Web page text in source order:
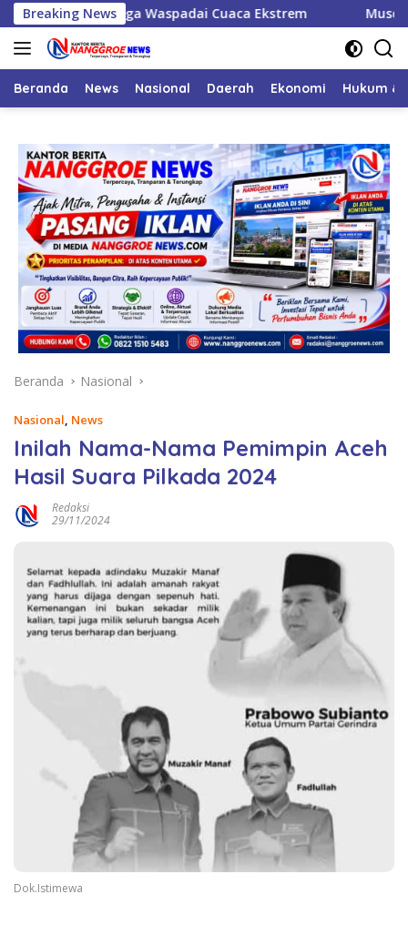
Langsung
ke
konten
Breaking News
Warga Waspadai Cuaca Ekstrem Musda VI Golkar
Beranda News Nasional Daerah Ekonomi Hukum &
Beranda Nasional
Nasional News
Inilah Nama-Nama Pemimpin Aceh
Hasil Suara Pilkada 2024
Redaksi
29/11/2024
Dok.Istimewa